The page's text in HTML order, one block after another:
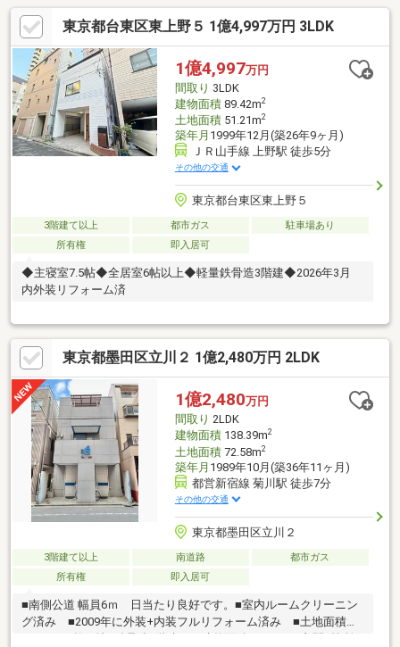
動産会社によって諸費用ってこんなに違うんですか？」とご質問
をいただきます。その際には、「はい、おっしゃる通りです。」
とお答えしています。不動産会社によって、諸費用やサービス内
容は大きく異なる場合があります。後悔しない物件購入のために
も、無料のお見積り・ご相談だけでも大歓迎です。どうぞお気軽
にお問い合わせください(^^)
東京都台東区東上野５ 1億4,997万円 3LDK
1億4,997万円
間取り 3LDK
建物面積89.42m2
土地面積51.21m2
築年月 1999年12月(築26年9ヶ月)
ＪＲ山手線 上野駅 徒歩5分
その他の交通
東京都台東区東上野５
3階建て以上 都市ガス
駐車場あり
所有権
即入居可
◆主寝室7.5帖◆全居室6帖以上◆軽量鉄骨造3階建◆2026年3月
内外装リフォーム済
東京都墨田区立川２ 1億2,480万円 2LDK
1億2,480万円
間取り 2LDK
建物面積138.39m2
土地面積72.58m2
築年月 1989年10月(築36年11ヶ月)
都営新宿線 菊川駅 徒歩7分
その他の交通
東京都墨田区立川２
3階建て以上 南道路
都市ガス
所有権
即入居可
■南側公道 幅員6ｍ 日当たり良好です。■室内ルームクリーニン
グ済み ■2009年に外装+内装フルリフォーム済み ■土地面積